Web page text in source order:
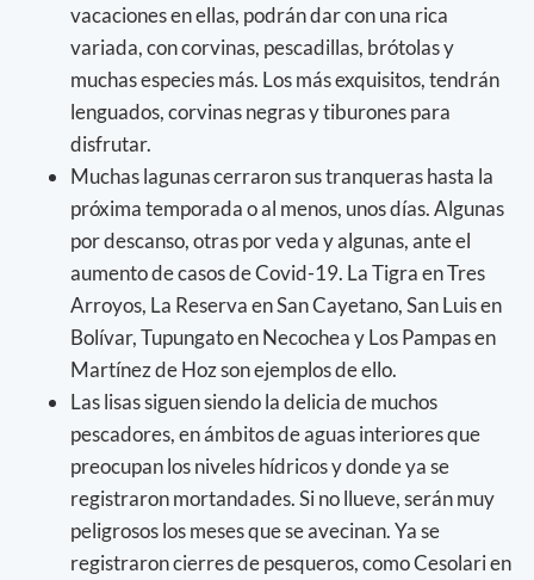
vacaciones en ellas, podrán dar con una rica
variada, con corvinas, pescadillas, brótolas y
muchas especies más. Los más exquisitos, tendrán
lenguados, corvinas negras y tiburones para
disfrutar.
Muchas lagunas cerraron sus tranqueras hasta la
próxima temporada o al menos, unos días. Algunas
por descanso, otras por veda y algunas, ante el
aumento de casos de Covid-19. La Tigra en Tres
Arroyos, La Reserva en San Cayetano, San Luis en
Bolívar, Tupungato en Necochea y Los Pampas en
Martínez de Hoz son ejemplos de ello.
Las lisas siguen siendo la delicia de muchos
pescadores, en ámbitos de aguas interiores que
preocupan los niveles hídricos y donde ya se
registraron mortandades. Si no llueve, serán muy
peligrosos los meses que se avecinan. Ya se
registraron cierres de pesqueros, como Cesolari en